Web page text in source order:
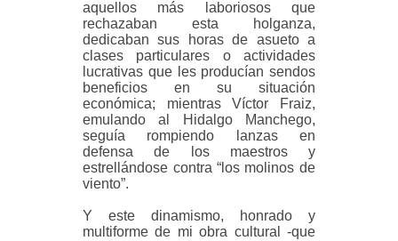
aquellos más laboriosos que
rechazaban esta holganza,
dedicaban sus horas de asueto a
clases particulares o actividades
lucrativas que les producían sendos
beneficios en su situación
económica; mientras Víctor Fraiz,
emulando al Hidalgo Manchego,
seguía rompiendo lanzas en
defensa de los maestros y
estrellándose contra “los molinos de
viento”.
Y este dinamismo, honrado y
multiforme de mi obra cultural -que